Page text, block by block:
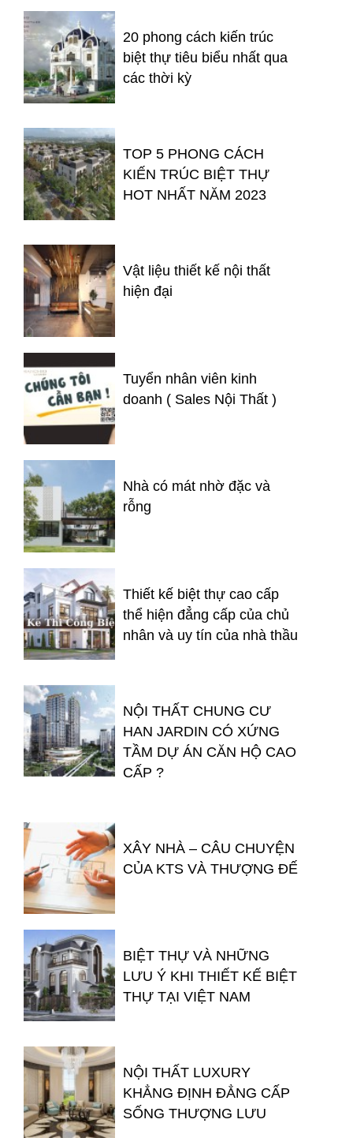
20 phong cách kiến trúc
biệt thự tiêu biểu nhất qua
các thời kỳ
TOP 5 PHONG CÁCH
KIẾN TRÚC BIỆT THỰ
HOT NHẤT NĂM 2023
Vật liệu thiết kế nội thất
hiện đại
Tuyển nhân viên kinh
doanh ( Sales Nội Thất )
Nhà có mát nhờ đặc và
rỗng
Thiết kế biệt thự cao cấp
thể hiện đẳng cấp của chủ
nhân và uy tín của nhà thầu
NỘI THẤT CHUNG CƯ
HAN JARDIN CÓ XỨNG
TẦM DỰ ÁN CĂN HỘ CAO
CẤP ?
XÂY NHÀ – CÂU CHUYỆN
CỦA KTS VÀ THƯỢNG ĐẾ
BIỆT THỰ VÀ NHỮNG
LƯU Ý KHI THIẾT KẾ BIỆT
THỰ TẠI VIỆT NAM
NỘI THẤT LUXURY
KHẲNG ĐỊNH ĐẲNG CẤP
SỐNG THƯỢNG LƯU